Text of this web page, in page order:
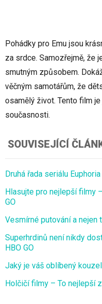
Pohádky pro Emu jsou
za srdce. Samozřejmě, že
smutným způsobem.
věčným samotářům, že
osamělý život. Tento film
současnosti.
SOUVISEJÍCÍ
Druhá řada seriálu
Hlasujte pro nejlepší filmy
GO
Vesmírné putování a nejen
Superhrdinů není nikdy
HBO GO
Jaký je váš oblíbený
Holčičí filmy – To nejlepší z